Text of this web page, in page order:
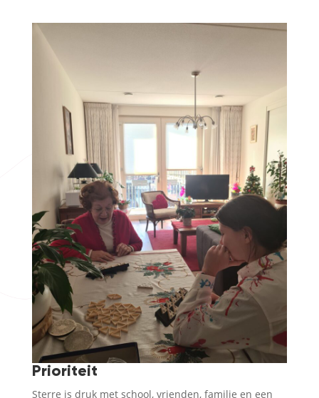
Prioriteit
Sterre is druk met school, vrienden, familie en een